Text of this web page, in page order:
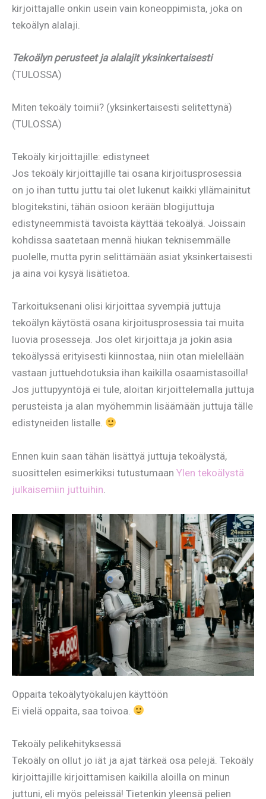
kirjoittajalle onkin usein vain koneoppimista, joka on
tekoälyn alalaji.
Tekoälyn perusteet ja alalajit yksinkertaisesti
(TULOSSA)
Miten tekoäly toimii? (yksinkertaisesti selitettynä)
(TULOSSA)
Tekoäly kirjoittajille: edistyneet
Jos tekoäly kirjoittajille tai osana kirjoitusprosessia
on jo ihan tuttu juttu tai olet lukenut kaikki yllämainitut
blogitekstini, tähän osioon kerään blogijuttuja
edistyneemmistä tavoista käyttää tekoälyä. Joissain
kohdissa saatetaan mennä hiukan teknisemmälle
puolelle, mutta pyrin selittämään asiat yksinkertaisesti
ja aina voi kysyä lisätietoa.
Tarkoituksenani olisi kirjoittaa syvempiä juttuja
tekoälyn käytöstä osana kirjoitusprosessia tai muita
luovia prosesseja. Jos olet kirjoittaja ja jokin asia
tekoälyssä erityisesti kiinnostaa, niin otan mielellään
vastaan juttuehdotuksia ihan kaikilla osaamistasoilla!
Jos juttupyyntöjä ei tule, aloitan kirjoittelemalla juttuja
perusteista ja alan myöhemmin lisäämään juttuja tälle
edistyneiden listalle.
Ennen kuin saan tähän lisättyä juttuja tekoälystä,
suosittelen esimerkiksi tutustumaan Ylen tekoälystä
julkaisemiin juttuihin
Oppaita tekoälytyökalujen käyttöön
Ei vielä oppaita, saa toivoa.
Tekoäly pelikehityksessä
Tekoäly on ollut jo iät ja ajat tärkeä osa pelejä. Tekoäly
kirjoittajille kirjoittamisen kaikilla aloilla on minun
juttuni, eli myös peleissä! Tietenkin yleensä pelien